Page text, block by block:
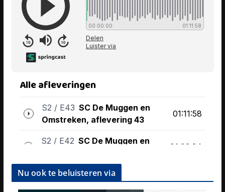
Nu ook te beluisteren via